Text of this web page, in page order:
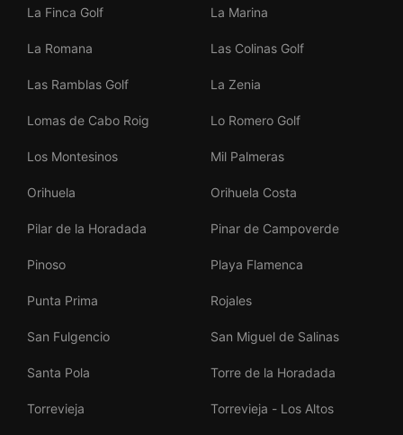
La Finca Golf La Marina
La Romana Las Colinas Golf
Las Ramblas Golf La Zenia
Lomas de Cabo Roig Lo Romero Golf
Los Montesinos Mil Palmeras
Orihuela Orihuela Costa
Pilar de la Horadada Pinar de Campoverde
Pinoso Playa Flamenca
Punta Prima Rojales
San Fulgencio San Miguel de Salinas
Santa Pola Torre de la Horadada
Torrevieja Torrevieja - Los Altos